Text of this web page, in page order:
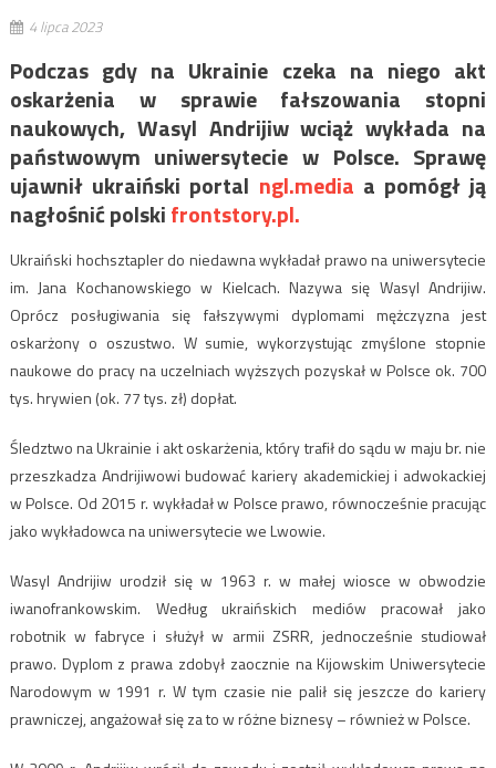
4 lipca 2023
Podczas gdy na Ukrainie czeka na niego akt
oskarżenia w sprawie fałszowania stopni
naukowych, Wasyl Andrijiw wciąż wykłada na
państwowym uniwersytecie w Polsce. Sprawę
ujawnił ukraiński portal ngl.media a pomógł ją
nagłośnić polskifrontstory.pl.
Ukraiński hochsztapler do niedawna wykładał prawo na uniwersytecie
im. Jana Kochanowskiego w Kielcach. Nazywa się Wasyl Andrijiw.
Oprócz posługiwania się fałszywymi dyplomami mężczyzna jest
oskarżony o oszustwo. W sumie, wykorzystując zmyślone stopnie
naukowe do pracy na uczelniach wyższych pozyskał w Polsce ok. 700
tys. hrywien (ok. 77 tys. zł) dopłat.
Śledztwo na Ukrainie i akt oskarżenia, który trafił do sądu w maju br. nie
przeszkadza Andrijiwowi budować kariery akademickiej i adwokackiej
w Polsce. Od 2015 r. wykładał w Polsce prawo, równocześnie pracując
jako wykładowca na uniwersytecie we Lwowie.
Wasyl Andrijiw urodził się w 1963 r. w małej wiosce w obwodzie
iwanofrankowskim. Według ukraińskich mediów pracował jako
robotnik w fabryce i służył w armii ZSRR, jednocześnie studiował
prawo. Dyplom z prawa zdobył zaocznie na Kijowskim Uniwersytecie
Narodowym w 1991 r. W tym czasie nie palił się jeszcze do kariery
prawniczej, angażował się za to w różne biznesy – również w Polsce.